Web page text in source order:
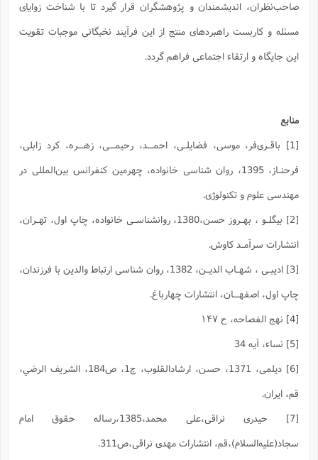
صاحب‌نظران، اندیشمندان و پژوهشگران قرار گیرد تا با شناخت زوایای
مسئله و کاربست راهبردهای منتج از این فرآیند نخبگانی موجبات تقویت
این جایگاه و ارتقاء اجتماعی فراهم گردد.
منابع
[1] باقـری‌فر، موسی، فضایلـی، احمــد، رحیمــی، زهــره، کرد زابلی،
فرحنـاز، 1395، روان شناسی خانواده، چهرمین کنفرانس بین‌المللی در
مهندسی علوم و تکنولوژی.
[2] بیگلـو ، بهـروز حسن،1380، روانشناسـی خانواده، چاپ اول، تهـران،
انتشارات سرآمـد کاوش.
[3] ادیبـی ، شهـاب الدیـن، 1382، روان شناسی ارتباط والدین با فرزندان،
چاپ اول، اصفهــان، انتشارات چهارباغ.
[6] دیلمی، 1371، حسن، ارشادالقلوب، ج1، ص184، الشريف الرضي،
قم، ایران.
[7] حیدری نراقی،علی محمد،1385،رساله حقوق امام
سجاد(علیه‌السلام)،قم، انتشارات مهدی نراقی،ص311.